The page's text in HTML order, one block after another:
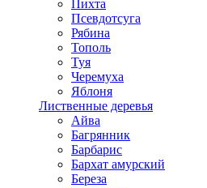
Пихта
Псевдотсуга
Рябина
Тополь
Туя
Черемуха
Яблоня
Лиственные деревья
Айва
Багрянник
Барбарис
Бархат амурский
Береза